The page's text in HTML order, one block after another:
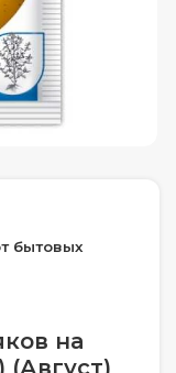
бытовых
на
(Август)